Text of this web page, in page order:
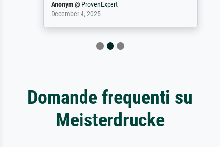
Anonym@ProvenExpert
December 4, 2025
Domande frequenti su
Meisterdrucke